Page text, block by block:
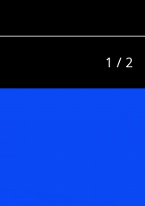
1 / 2